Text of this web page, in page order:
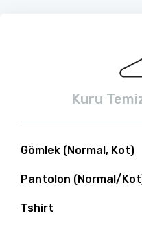
Kuru
Gömlek (Normal, Kot)
Pantolon (Normal/
Tshirt